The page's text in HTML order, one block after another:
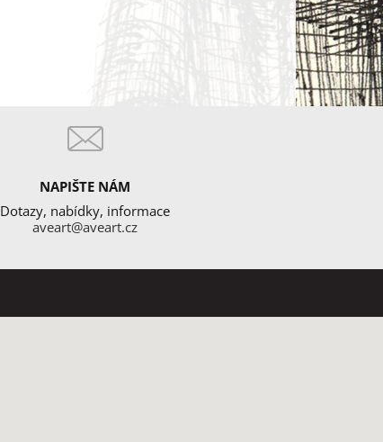
NAPIŠTE NÁM
Dotazy, nabídky, informace
aveart@aveart.cz